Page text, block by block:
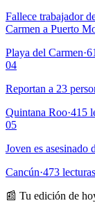
Fallece trabajador
Carmen a Puerto
Playa del Carmen·
04
Reportan a 23
Quintana Roo·415
05
Joven es asesinado
Cancún·473 lecturas
📰 Tu edición de